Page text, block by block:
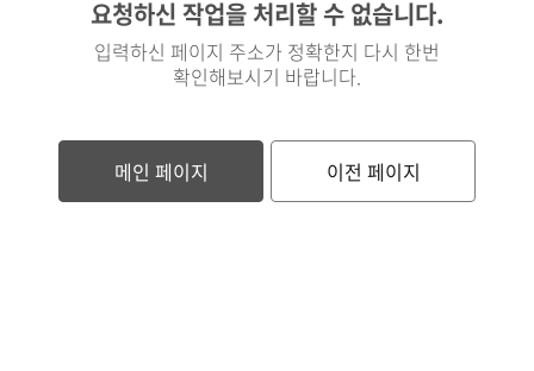
요청하신 작업을 처리할 수 없습니다.
입력하신 페이지 주소가 정확한지 다시 한번
확인해보시기 바랍니다.
메인 페이지 이전 페이지